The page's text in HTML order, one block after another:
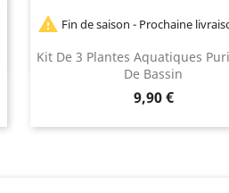
Kit De 3 Plantes Aquatiques
De Bassin
Prix
9,90 €
 Fin de saison - Prochaine